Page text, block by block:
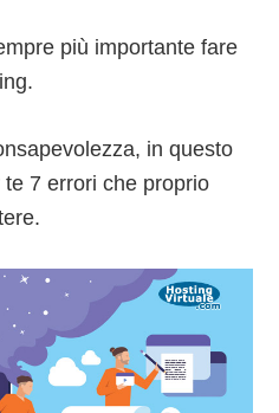
più importante fare
in questo
7 errori che proprio